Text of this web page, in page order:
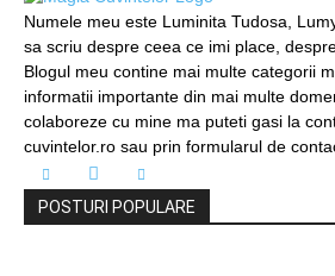
Numele meu este Luminita Tudosa,
sa scriu despre ceea ce imi place,
Blogul meu contine mai multe categorii
informatii importante din mai multe
colaboreze cu mine ma puteti gasi la
cuvintelor.ro sau prin formularul de
POSTURI POPULARE